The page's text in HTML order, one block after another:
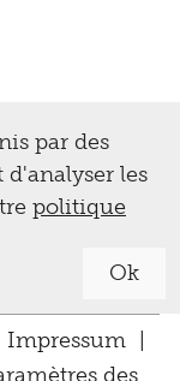
par des
d'analyser les
politique
Ok
Impressum
des